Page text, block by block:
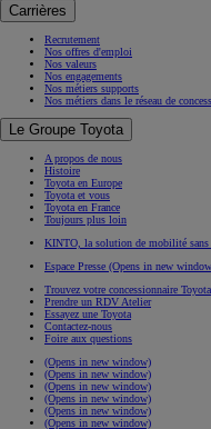
Carrières
Recrutement
Nos offres d'emploi
Nos valeurs
Nos engagements
Nos métiers supports
Nos métiers dans le réseau de
Le Groupe Toyota
A propos de nous
Histoire
Toyota en Europe
Toyota et vous
Toyota en France
Toujours plus loin
KINTO, la solution de mobilité sans
Espace Presse (Opens in new
Trouvez votre concessionnaire Toyota
Prendre un RDV Atelier
Essayez une Toyota
Contactez-nous
Foire aux questions
(Opens in new window)
(Opens in new window)
(Opens in new window)
(Opens in new window)
(Opens in new window)
(Opens in new window)